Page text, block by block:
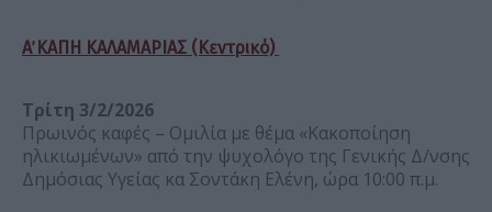
Α΄ ΚΑΠΗ ΚΑΛΑΜΑΡΙΑΣ (Κεντρικό)
Τρίτη 3/2/2026
Πρωινός καφές – Ομιλία με θέμα «Κακοποίηση
ηλικιωμένων» από την ψυχολόγο της Γενικής Δ/νσης
Δημόσιας Υγείας κα Σοντάκη Ελένη, ώρα 10:00 π.μ.